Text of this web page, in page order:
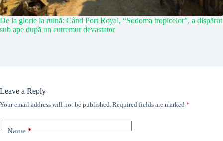
De la glorie la ruină: Când Port Royal, “Sodoma tropicelor”, a dispărut
sub ape după un cutremur devastator
Leave a Reply
Your email address will not be published. Required fields are marked *
Name*